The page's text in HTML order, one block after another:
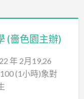
(嗇色園主辦)
年 2月19,26
(1小時)象對